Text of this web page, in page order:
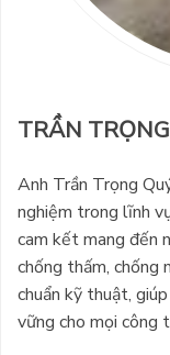
TRẦN
Anh Trần Trọng
nghiệm trong lĩnh
cam kết mang đến
chống thấm, chống
chuẩn kỹ thuật,
vững cho mọi công